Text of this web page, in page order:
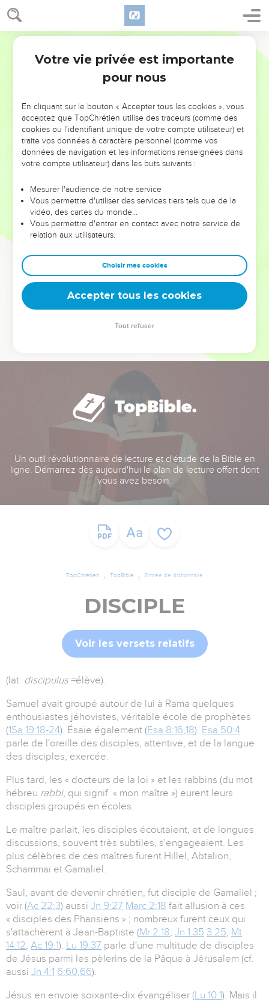
NE MANQUEZ PAS L’ÉVÉNEMENT
DE L’ANNÉE !
ET SI LEURS ERREURS POUVAIENT VOUS ÉVITER LES
VOTRES ?
leur foi ou leur vision. Mais on voit moins les doutes, les erreurs
et les saisons difficiles qu'ils ont traversés, alors même que ce
sont elles qui les ont façonnés.
Dans cette conférence, leaders, entrepreneurs, et responsables
clés pour avancer avec plus de sagesse afin que leurs erreurs
deviennent vos tremplins. Que vous guidiez un ministère, une
équipe, un groupe ou une famille, leur expérience est faite
Un outil révolutionnaire de lecture et d'étude de la Bible en
ligne. Démarrez dès aujourd'hui le plan de lecture offert dont
vous avez besoin.
TopChrétien TopBible Entrée de dictionnaire
DISCIPLE
Voir les versets relatifs
(lat. discipulus=élève).
Samuel avait groupé autour de lui à Rama quelques
enthousiastes jéhovistes, véritable école de prophètes
(1Sa 19:18-24). Ésaïe également (Esa 8:16,18). Esa 50:4
parle de l'oreille des disciples, attentive, et de la langue
des disciples, exercée.
Plus tard, les « docteurs de la loi » et les rabbins (du mot
hébreu rabbi, qui signif. « mon maître ») eurent leurs
disciples groupés en écoles.
Le maître parlait, les disciples écoutaient, et de longues
discussions, souvent très subtiles, s'engageaient. Les
plus célèbres de ces maîtres furent Hillel, Abtalion,
Schammaï et Gamaliel.
Saul, avant de devenir chrétien, fut disciple de Gamaliel ;
voir (Ac 22:3) aussi Jn 9:27 Marc 2:18 fait allusion à ces
« disciples des Pharisiens » ; nombreux furent ceux qui
s'attachèrent à Jean-Baptiste (Mr 2:18, Jn 1:35 3:25, Mt
14:12, Ac 19:1). Lu 19:37 parle d'une multitude de disciples
de Jésus parmi les pèlerins de la Pâque à Jérusalem (cf.
aussi Jn 4:1 6:60,66).
Jésus en envoie soixante-dix évangéliser (Lu 10:1). Mais il
Votre vie privée est importante
pour nous
En cliquant sur le bouton « Accepter tous les cookies », vous
acceptez que TopChrétien utilise des traceurs (comme des
cookies ou l'identifiant unique de votre compte utilisateur) et
traite vos données à caractère personnel (comme vos
données de navigation et les informations renseignées dans
votre compte utilisateur) dans les buts suivants :
Mesurer l'audience de notre service
Vous permettre d'utiliser des services tiers tels que de la
vidéo, des cartes du monde…
Vous permettre d'entrer en contact avec notre service de
relation aux utilisateurs.
Choisir mes cookies
Accepter tous les cookies
Tout refuser